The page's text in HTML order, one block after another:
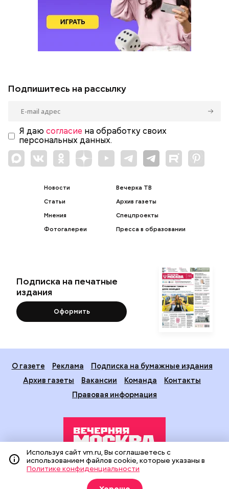
Подпишитесь на рассылку
Я даю согласие на обработку своих
персональных данных.
Новости
Статьи
Мнения
Фотогалереи
Вечерка ТВ
Архив газеты
Спецпроекты
Пресса в образовании
Подписка на печатные
издания
Оформить
О газете Реклама
Подписка на бумажные издания
Архив газеты
Вакансии Команда
Контакты
Правовая информация
Издание создано при финансовой поддержке Департамента
средств массовой информации и рекламы города Москвы.
Используя сайт vm.ru, Вы соглашаетесь с
использованием файлов cookie, которые указаны в
Политике конфиденциальности